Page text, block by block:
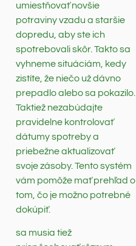
umiestňovať novšie
potraviny vzadu a staršie
dopredu, aby ste ich
spotrebovali skôr. Takto sa
vyhneme situáciám, kedy
zistíte, že niečo už dávno
prepadlo alebo sa pokazilo.
Taktiež nezabúdajte
pravidelne kontrolovať
dátumy spotreby a
priebežne aktualizovať
svoje zásoby. Tento systém
vám pomôže mať prehľad o
tom, čo je možno potrebné
dokúpiť.
sa musia tiež